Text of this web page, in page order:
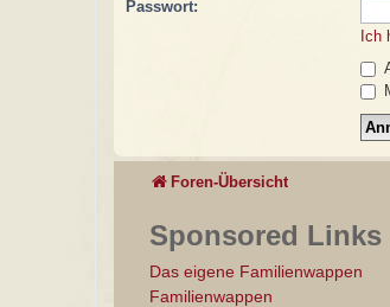
Passwort:
Ich
Foren-Übersicht
Sponsored Links
Das eigene Familienwappen
Familienwappen